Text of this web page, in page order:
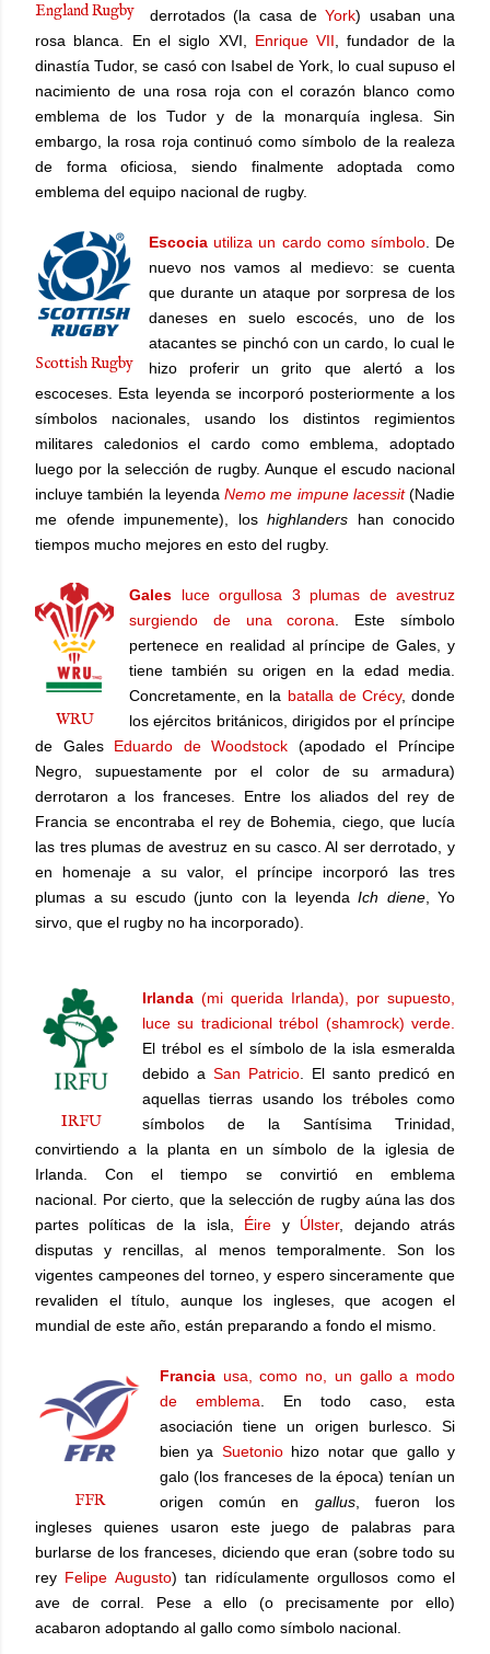
England Rugby
derrotados (la casa deYork) usaban una
rosa blanca. En el siglo XVI, Enrique VII , fundador de la
dinastía Tudor, se casó con Isabel de York, lo cual supuso el
nacimiento de una rosa roja con el corazón blanco como
emblema de los Tudor y de la monarquía inglesa. Sin
embargo, la rosa roja continuó como símbolo de la realeza
de forma oficiosa, siendo finalmente adoptada como
emblema del equipo nacional de rugby.
Scottish Rugby
Escocia utiliza un cardo como símbolo. De
nuevo nos vamos al medievo: se cuenta
que durante un ataque por sorpresa de los
daneses en suelo escocés, uno de los
atacantes se pinchó con un cardo, lo cual le
hizo proferir un grito que alertó a los
escoceses. Esta leyenda se incorporó posteriormente a los
símbolos nacionales, usando los distintos regimientos
militares caledonios el cardo como emblema, adoptado
luego por la selección de rugby. Aunque el escudo nacional
incluye también la leyenda Nemo me impune lacessit(Nadie
me ofende impunemente), los highlanders han conocido
tiempos mucho mejores en esto del rugby.
WRU
Gales luce orgullosa 3 plumas de avestruz
surgiendo de una corona . Este símbolo
pertenece en realidad al príncipe de Gales, y
tiene también su origen en la edad media.
Concretamente, en la batalla de Crécy, donde
los ejércitos británicos, dirigidos por el príncipe
de Gales Eduardo de Woodstock (apodado el Príncipe
Negro, supuestamente por el color de su armadura)
derrotaron a los franceses. Entre los aliados del rey de
Francia se encontraba el rey de Bohemia, ciego, que lucía
las tres plumas de avestruz en su casco. Al ser derrotado, y
en homenaje a su valor, el príncipe incorporó las tres
plumas a su escudo (junto con la leyenda Ich diene, Yo
sirvo, que el rugby no ha incorporado).
IRFU
Irlanda (mi querida Irlanda), por supuesto,
luce su tradicional trébol (shamrock) verde.
El trébol es el símbolo de la isla esmeralda
debido a San Patricio . El santo predicó en
aquellas tierras usando los tréboles como
símbolos de la Santísima Trinidad,
convirtiendo a la planta en un símbolo de la iglesia de
Irlanda. Con el tiempo se convirtió en emblema
nacional. Por cierto, que la selección de rugby aúna las dos
partes políticas de la isla, Éire y Úlster, dejando atrás
disputas y rencillas, al menos temporalmente. Son los
vigentes campeones del torneo, y espero sinceramente que
revaliden el título, aunque los ingleses, que acogen el
mundial de este año, están preparando a fondo el mismo.
FFR
Francia usa, como no, un gallo a modo
de emblema . En todo caso, esta
asociación tiene un origen burlesco. Si
bien ya Suetoniohizo notar que gallo y
galo (los franceses de la época) tenían un
origen común en gallus, fueron los
ingleses quienes usaron este juego de palabras para
burlarse de los franceses, diciendo que eran (sobre todo su
rey Felipe Augusto) tan ridículamente orgullosos como el
ave de corral. Pese a ello (o precisamente por ello)
acabaron adoptando al gallo como símbolo nacional.